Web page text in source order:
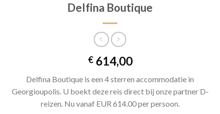
Delfina Boutique
€614,00
Delfina Boutique is een 4 sterren accommodatie in
Georgioupolis. U boekt deze reis direct bij onze partner D-
reizen. Nu vanaf EUR 614.00 per persoon.